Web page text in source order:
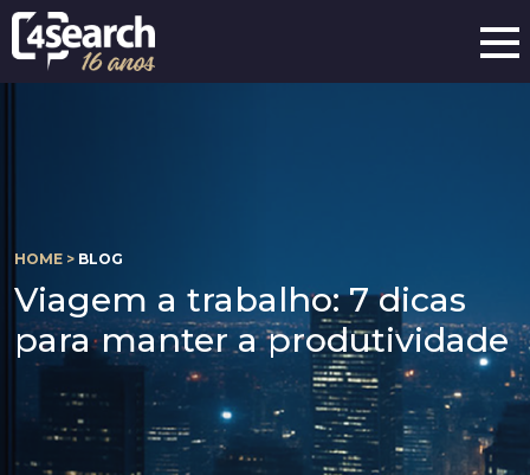
HOME > BLOG
Viagem a trabalho: 7 dicas
para manter a produtividade